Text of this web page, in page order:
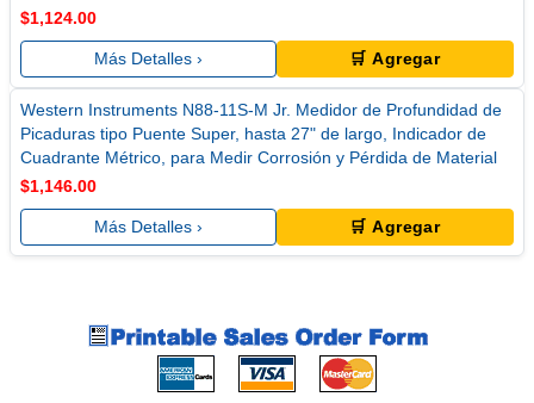
$1,124.00
Más Detalles › 🛒 Agregar
Western Instruments N88-11S-M Jr. Medidor de Profundidad de
Picaduras tipo Puente Super, hasta 27" de largo, Indicador de
Cuadrante Métrico, para Medir Corrosión y Pérdida de Material
$1,146.00
Más Detalles › 🛒 Agregar